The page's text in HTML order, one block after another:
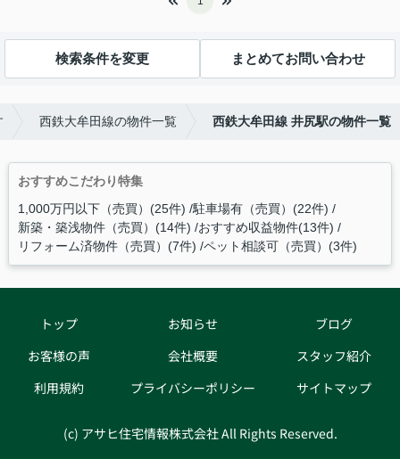
検索条件を変更 まとめてお問い合わせ
西鉄大牟田線の物件一覧 西鉄大牟田線 井尻駅の物件一覧
おすすめこだわり特集
1,000万円以下（売買）(25件) 駐車場有（売買）(22件)
新築・築浅物件（売買）(14件) おすすめ収益物件(13件)
リフォーム済物件（売買）(7件) ペット相談可（売買）(3件)
トップ
お客様の声
利用規約
お知らせ
会社概要
プライバシーポリシー
ブログ
スタッフ紹介
サイトマップ
(c) アサヒ住宅情報株式会社 All Rights Reserved.